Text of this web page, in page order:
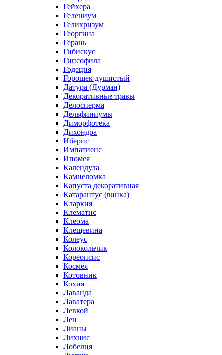
Гейхера
Гелениум
Гелихризум
Георгина
Герань
Гибискус
Гипсофила
Годеция
Горошек душистый
Датура (Дурман)
Декоративные травы
Делосперма
Дельфиниумы
Диморфотека
Дихондра
Иберис
Импатиенс
Ипомея
Календула
Камнеломка
Капуста декоративная
Катарантус (винка)
Кларкия
Клематис
Клеома
Клещевина
Колеус
Колокольчик
Кореопсис
Космея
Котовник
Кохия
Лаванда
Лаватера
Левкой
Лен
Лианы
Лихнис
Лобелия